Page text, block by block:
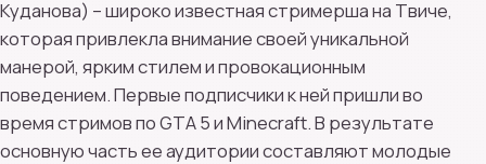
Куданова) – широко известная стримерша на Твиче,
которая привлекла внимание своей уникальной
манерой, ярким стилем и провокационным
поведением. Первые подписчики к ней пришли во
время стримов по GTA 5 и Minecraft. В результате
основную часть ее аудитории составляют молодые